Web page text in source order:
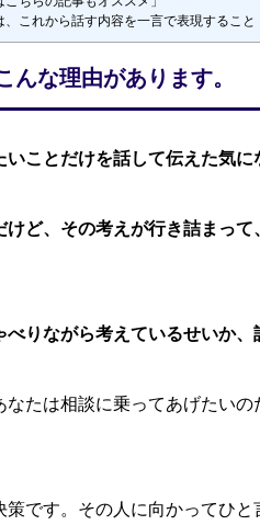
これから話す内容を一言で表現すること
んな理由があります。
いことだけを話して伝えた気に
けど、その考えが行き詰まっ
べりながら考えているせいか、
なたは相談に乗ってあげたい
です。その人に向かってひと